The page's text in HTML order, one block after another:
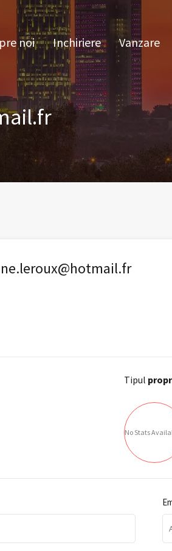
Despre noi Inchiriere
noi
Inchiriere Vanzare
Tipul
No Stats